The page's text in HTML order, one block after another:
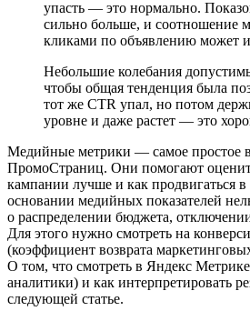
упасть — это нормально.
сильно больше, и соотношение
кликами по объявлению может
Небольшие колебания
чтобы общая тенденция была
тот же CTR упал, но потом
уровне и даже растет — это
Медийные метрики — самое простое
ПромоСтраниц. Они помогают
кампании лучше и как продвигаться
основании медийных показателей
о распределении бюджета,
Для этого нужно смотреть на
(коэффициент возврата
О том, что смотреть в Яндекс
аналитики) и как интерпретировать
следующей статье.